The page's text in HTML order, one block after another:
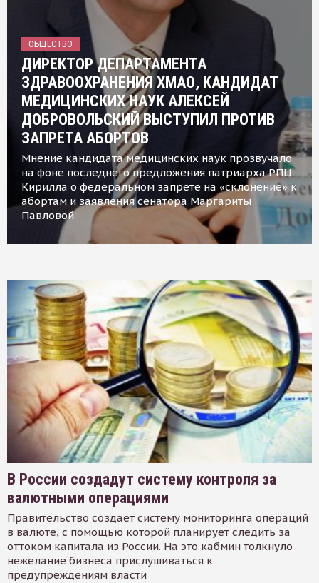
ОБЩЕСТВО
ДИРЕКТОР ДЕПАРТАМЕНТА
ЗДРАВООХРАНЕНИЯ ХМАО, КАНДИДАТ
МЕДИЦИНСКИХ НАУК АЛЕКСЕЙ
ДОБРОВОЛЬСКИЙ ВЫСТУПИЛ ПРОТИВ
ЗАПРЕТА АБОРТОВ
Мнение кандидата медицинских наук прозвучало
на фоне последнего предложения патриарха РПЦ
Кирилла о федеральном запрете на «склонение» к
абортам и заявления сенатора Маргариты
Павловой
В России создадут систему контроля за
валютными операциями
Правительство создает систему мониторинга операций
в валюте, с помощью которой планирует следить за
оттоком капитала из России. На это кабмин толкнуло
нежелание бизнеса прислушиваться к
предупреждениям власти